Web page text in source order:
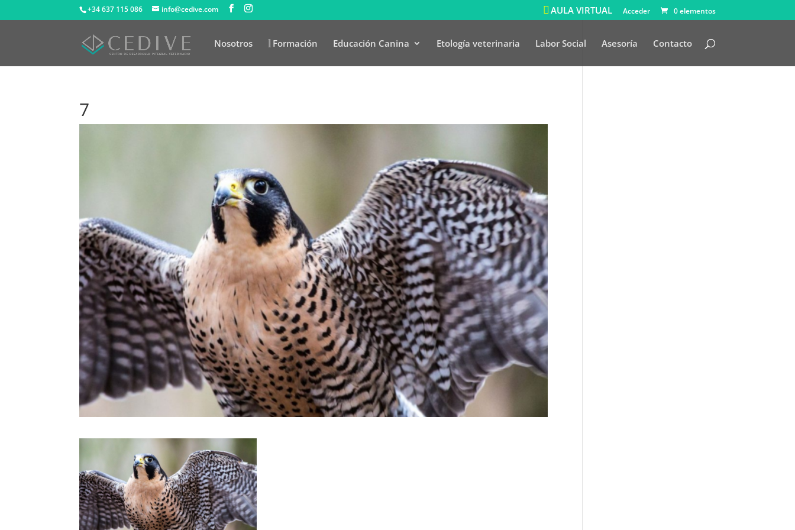
+34 637 115 086 info@cedive.com AULA VIRTUAL Acceder 0 elementos
Nosotros Formación Educación Canina Etología veterinaria Labor Social Asesoría Contacto
7